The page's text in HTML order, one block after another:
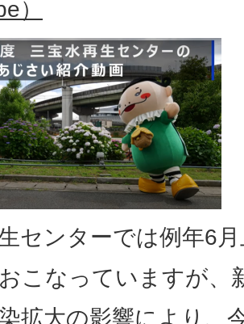
）
センターでは例年6
こなっていますが、
拡大の影響により、